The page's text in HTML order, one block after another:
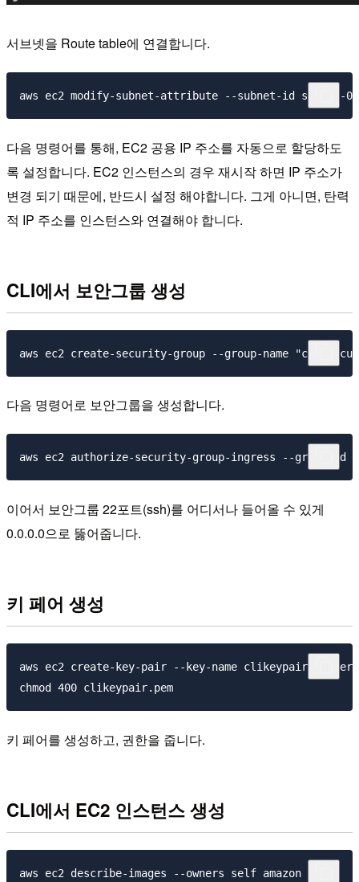
서브넷을 Route table에 연결합니다.
다음 명령어를 통해, EC2 공용 IP 주소를 자동으로 할당하도
록 설정합니다. EC2 인스턴스의 경우 재시작 하면 IP 주소가
변경 되기 때문에, 반드시 설정 해야합니다. 그게 아니면, 탄력
적 IP 주소를 인스턴스와 연결해야 합니다.
CLI에서 보안그룹 생성
다음 명령어로 보안그룹을 생성합니다.
이어서 보안그룹 22포트(ssh)를 어디서나 들어올 수 있게
0.0.0.0으로 뚫어줍니다.
키 페어 생성
aws ec2 create-key-pair --key-name clikeypair --
키 페어를 생성하고, 권한을 줍니다.
CLI에서 EC2 인스턴스 생성